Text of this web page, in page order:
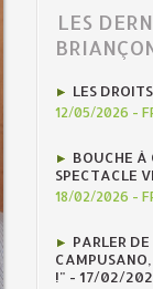
LES
LES
12/05/2026 -
BOUCHE À
SPECTACLE
18/02/2026 -
PARLER
!" - 17/02/